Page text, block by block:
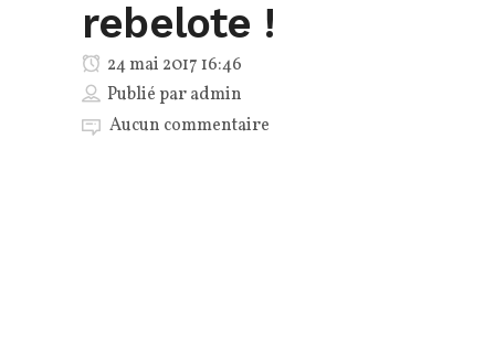
rebelote !
24 mai 2017 16:46
Publié paradmin
Aucun commentaire